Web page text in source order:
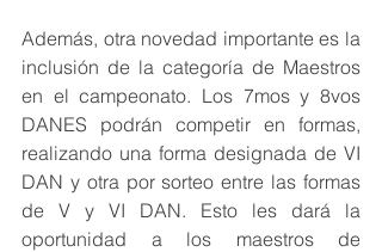
Además, otra novedad importante es la
inclusión de la categoría de Maestros
en el campeonato. Los 7mos y 8vos
DANES podrán competir en formas,
realizando una forma designada de VI
DAN y otra por sorteo entre las formas
de V y VI DAN. Esto les dará la
oportunidad a los maestros de